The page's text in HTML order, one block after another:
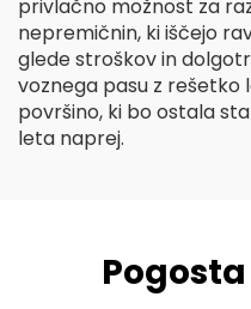
privlačno možnost za
nepremičnin, ki iščejo
glede stroškov in
voznega pasu z rešetko
površino, ki bo ostala
leta naprej.